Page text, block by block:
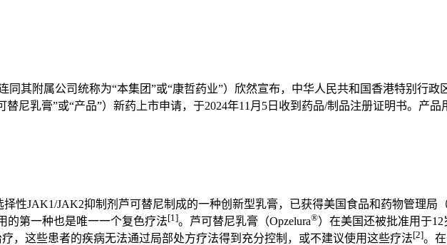
同其附属公司统称为“本集团”或“康哲药业”）欣然宣布，中华人民共和国香港特别行
替尼乳膏”或“产品”）新药上市申请，于2024年11月5日收到药品/制品注册证明书。产
择性JAK1/JAK2抑制剂芦可替尼制成的一种创新型乳膏，已获得美国食品和药物管理
的第一种也是唯一一个复色疗法[1]。芦可替尼乳膏（Opzelura®）在美国还被批准用于
，这些患者的疾病无法通过局部处方疗法得到充分控制，或不建议使用这些疗法[2]。